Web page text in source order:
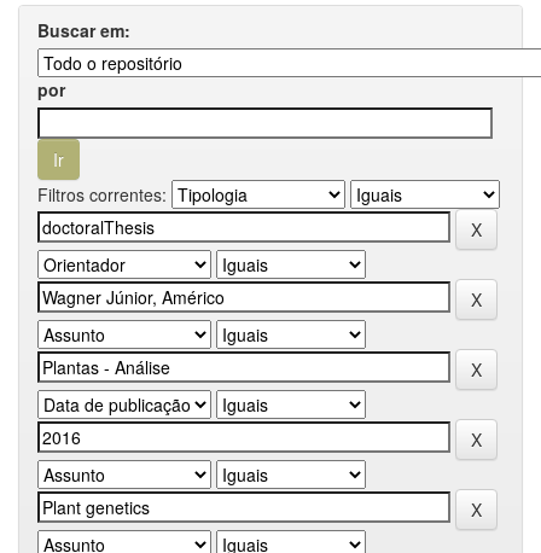
Buscar em:
por
Filtros correntes: